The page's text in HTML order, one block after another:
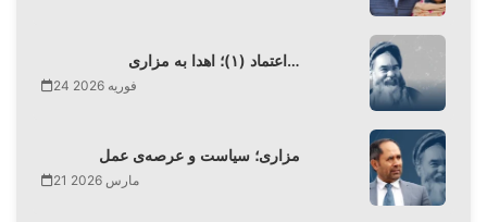
اعتماد (۱)؛ اهدا به مزاری…
24 فوریه 2026
مزاری؛ سیاست و عرصه‌ی عمل
21 مارس 2026